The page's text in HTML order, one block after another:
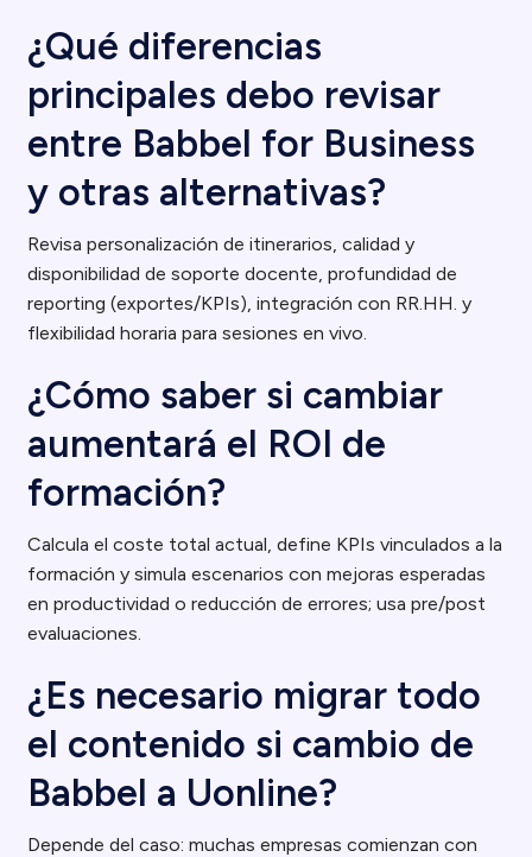
¿Qué diferencias
principales debo revisar
entre Babbel for Business
y otras alternativas?
Revisa personalización de itinerarios, calidad y
disponibilidad de soporte docente, profundidad de
reporting (exportes/KPIs), integración con RR.HH. y
flexibilidad horaria para sesiones en vivo.
¿Cómo saber si cambiar
aumentará el ROI de
formación?
Calcula el coste total actual, define KPIs vinculados a la
formación y simula escenarios con mejoras esperadas
en productividad o reducción de errores; usa pre/post
evaluaciones.
¿Es necesario migrar todo
el contenido si cambio de
Babbel a Uonline?
Depende del caso: muchas empresas comienzan con